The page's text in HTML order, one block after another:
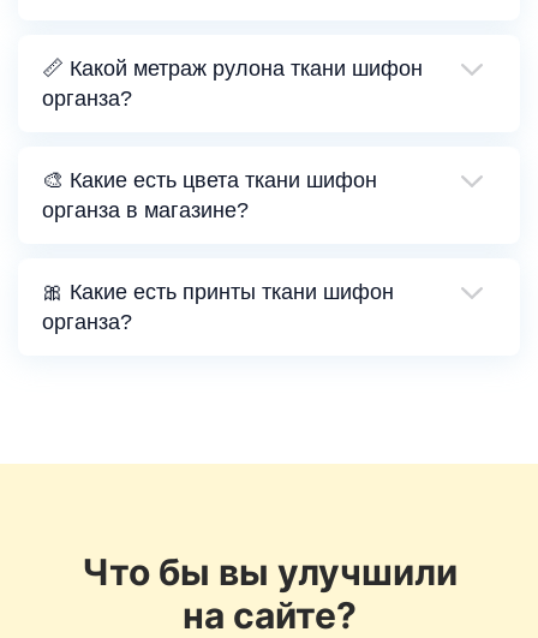
📏 Какой метраж рулона ткани шифон
органза?
🎨 Какие есть цвета ткани шифон
органза в магазине?
🎀 Какие есть принты ткани шифон
органза?
Что бы вы улучшили
на сайте?